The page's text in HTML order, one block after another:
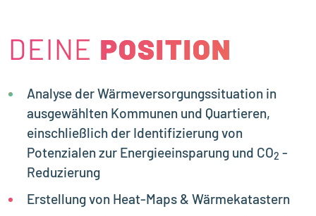
POSITION
DEINE POSITION
Analyse der Wärmeversorgungssituation in
ausgewählten Kommunen und Quartieren,
einschließlich der Identifizierung von
Potenzialen zur Energieeinsparung und CO2 -
Reduzierung
Erstellung von Heat-Maps & Wärmekatastern